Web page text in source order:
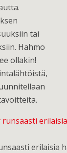
tai
Hahmo
ollakin!
erilaisia